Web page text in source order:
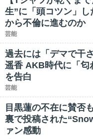
生”に「頭コツン」
から不倫に進むのか
芸能
過去には「デマで干
遥香 AKB時代に「匂
を告白
芸能
目黒蓮の不在に賛否
裏で投稿された
ァン感動